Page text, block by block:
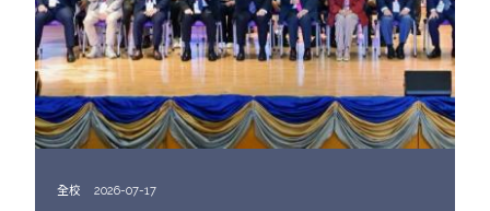
全校 2026-07-17